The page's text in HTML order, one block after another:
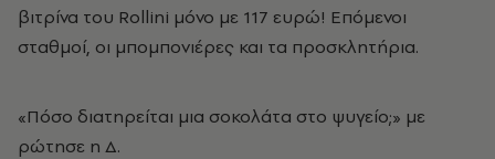
βιτρίνα του Rollini μόνο με 117 ευρώ! Eπόμενοι
σταθμοί, οι μπομπονιέρες και τα προσκλητήρια.
«Πόσο διατηρείται μια σοκολάτα στο ψυγείο;» με
ρώτησε η Δ.